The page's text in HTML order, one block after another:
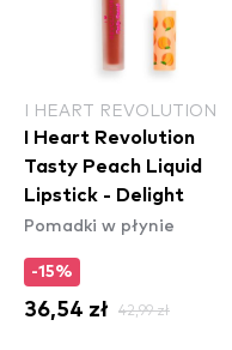
I HEART REVOLUTION
I Heart Revolution
Tasty Peach Liquid
Lipstick - Delight
Pomadki w płynie
-15%
36,54 zł 42,99 zł